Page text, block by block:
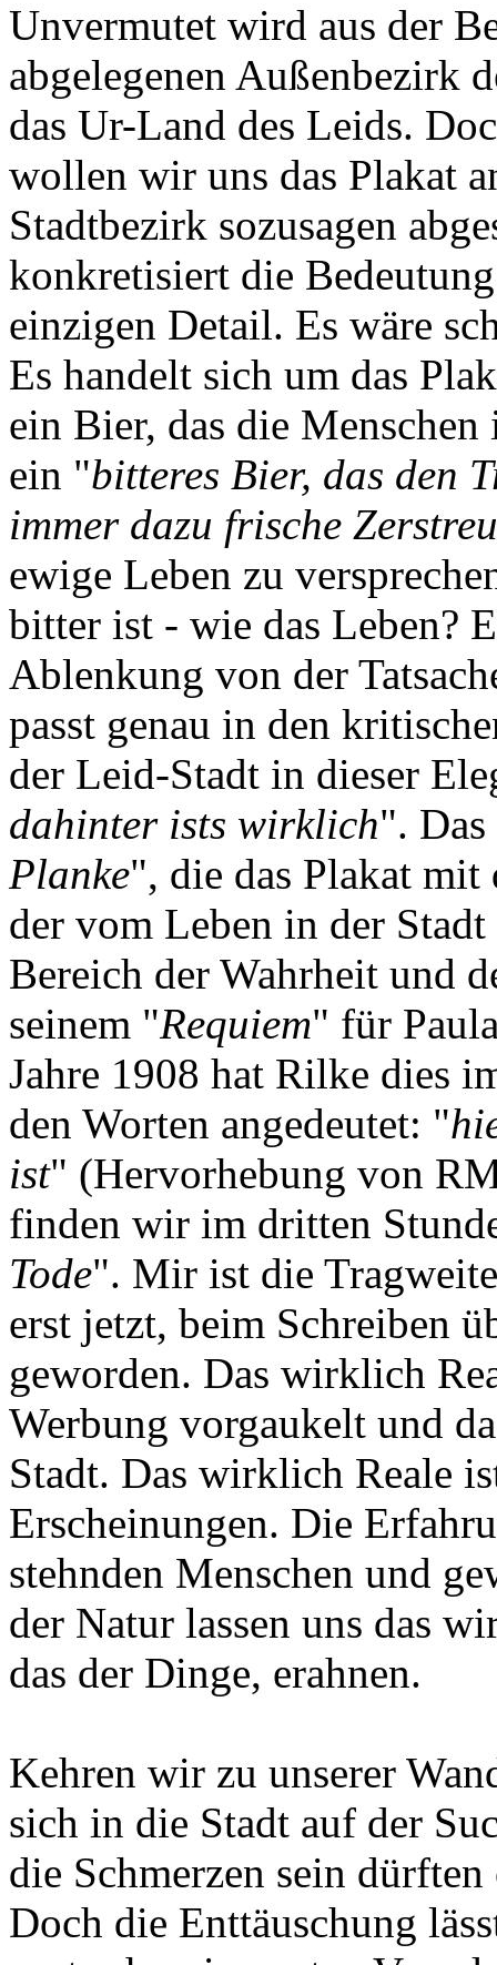
Unvermutet wird aus der
abgelegenen Außenbezirk
das Ur-Land des Leids.
wollen wir uns das Plakat
Stadtbezirk sozusagen
konkretisiert die
einzigen Detail. Es wäre
Es handelt sich um das
ein Bier, das die
ein "bitteres Bier, das den
immer dazu frische
ewige Leben zu
bitter ist - wie das Leben?
Ablenkung von der
passt genau in den
der Leid-Stadt in dieser
dahinter ists wirklich".
Planke", die das Plakat
der vom Leben in der
Bereich der Wahrheit und
seinem "Requiem" für
Jahre 1908 hat Rilke dies
den Worten angedeutet: "
ist" (Hervorhebung von
finden wir im dritten
Tode". Mir ist die
erst jetzt, beim Schreiben
geworden. Das wirklich
Werbung vorgaukelt und
Stadt. Das wirklich Reale
Erscheinungen. Die
stehnden Menschen und
der Natur lassen uns das
das der Dinge, erahnen.
Kehren wir zu unserer
sich in die Stadt auf der
die Schmerzen sein
Doch die Enttäuschung